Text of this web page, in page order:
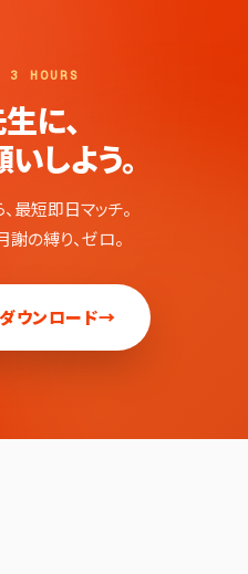
3 HOURS
に、
しよう。
最短即日マッチ。
の縛り、ゼロ。
ウンロード→